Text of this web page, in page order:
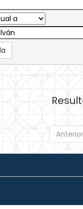
Anterior